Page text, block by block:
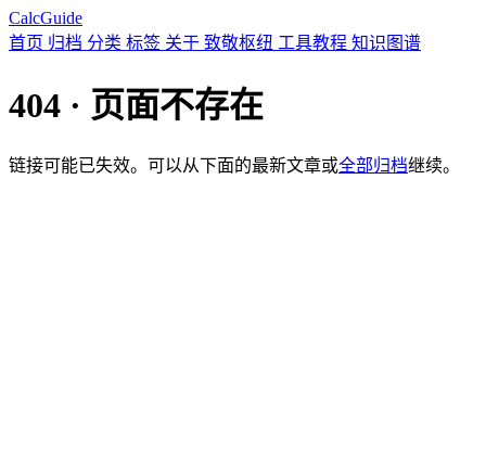
CalcGuide
首页 归档 分类 标签 关于 致敬枢纽 工具教程 知识图谱
404 · 页面不存在
链接可能已失效。可以从下面的最新文章或全部归档继续。